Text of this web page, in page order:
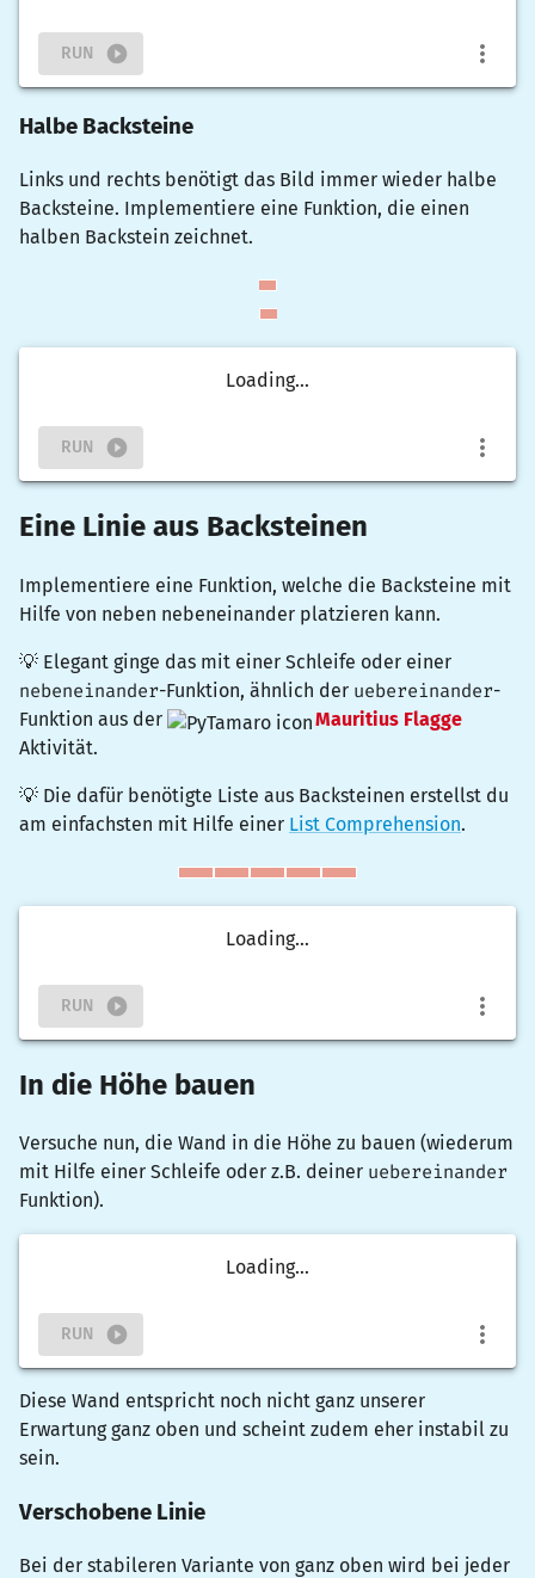
RUN
Halbe Backsteine
Links und rechts benötigt das Bild immer wieder halbe
Backsteine. Implementiere eine Funktion, die einen
halben Backstein zeichnet.
Loading...
RUN
Eine Linie aus Backsteinen
Implementiere eine Funktion, welche die Backsteine mit
Hilfe von neben nebeneinander platzieren kann.
💡 Elegant ginge das mit einer Schleife oder einer
nebeneinander-Funktion, ähnlich der uebereinander-
Funktion aus der
Mauritius Flagge
Aktivität.
💡 Die dafür benötigte Liste aus Backsteinen erstellst du
am einfachsten mit Hilfe einer List Comprehension.
Loading...
RUN
In die Höhe bauen
Versuche nun, die Wand in die Höhe zu bauen (wiederum
mit Hilfe einer Schleife oder z.B. deiner uebereinander
Funktion).
Loading...
RUN
Diese Wand entspricht noch nicht ganz unserer
Erwartung ganz oben und scheint zudem eher instabil zu
sein.
Verschobene Linie
Bei der stabileren Variante von ganz oben wird bei jeder